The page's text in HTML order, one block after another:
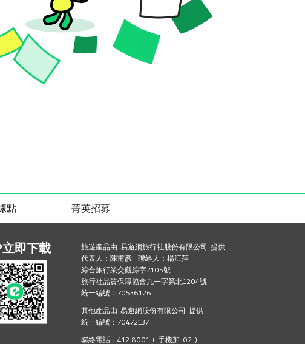
點 菁英招募
立即下載
旅遊產品由 易遊網旅行社股份有限公司 提供
代表人：陳甫彥 聯絡人：楊江萍
綜合旅行業交觀綜字2105號
旅行社品質保障協會九一字第北1204號
統一編號：70536126
其他產品由 易遊網股份有限公司 提供
統一編號：70472137
聯絡電話：412-8001 ( 手機加 02 )